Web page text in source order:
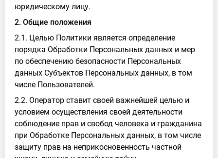
юридическому лицу.
2. Общие положения
2.1. Целью Политики является определение
порядка Обработки Персональных данных и мер
по обеспечению безопасности Персональных
данных Субъектов Персональных данных, в том
числе Пользователей.
2.2. Оператор ставит своей важнейшей целью и
условием осуществления своей деятельности
соблюдение прав и свобод человека и гражданина
при Обработке Персональных данных, в том числе
защиту прав на неприкосновенность частной